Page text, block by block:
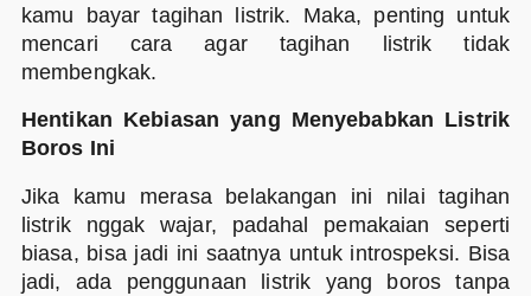
kamu bayar tagihan listrik. Maka, penting untuk
mencari cara agar tagihan listrik tidak
membengkak.
Hentikan Kebiasan yang Menyebabkan Listrik
Boros Ini
Jika kamu merasa belakangan ini nilai tagihan
listrik nggak wajar, padahal pemakaian seperti
biasa, bisa jadi ini saatnya untuk introspeksi. Bisa
jadi, ada penggunaan listrik yang boros tanpa